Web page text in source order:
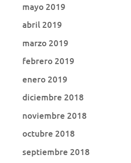
mayo 2019
abril 2019
marzo 2019
febrero 2019
enero 2019
diciembre 2018
noviembre 2018
octubre 2018
septiembre 2018